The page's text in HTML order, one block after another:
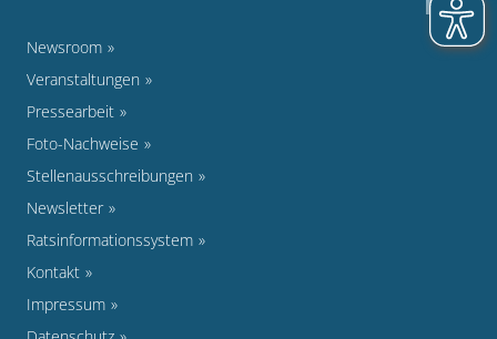
Newsroom
Veranstaltungen
Pressearbeit
Foto-Nachweise
Stellenausschreibungen
Newsletter
Ratsinformationssystem
Kontakt
Impressum